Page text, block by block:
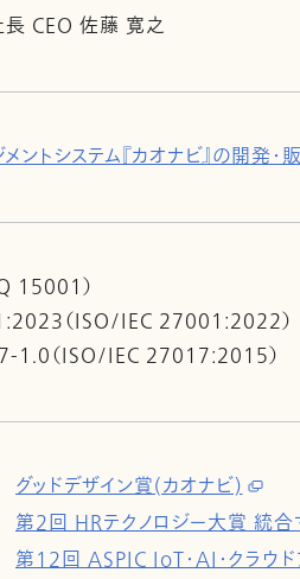
CEO 佐藤 寛之
ントシステム『カオナビ』の開発・
15001）
（ISO/IEC 27001:2022）
1.0（ISO/IEC 27017:2015）
グッドデザイン賞(カオナビ)
第2回 HRテクノロジー大賞 統合
第12回 ASPIC IoT・AI・クラウ